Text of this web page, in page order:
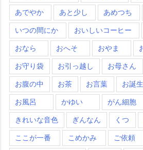
あでやか あと少し あめつち
いつの間にか おいしいコーヒー
おなら おへそ おやま
お守り袋 お引っ越し お母さん
お腹の中 お茶 お言葉 お誕
お風呂 かゆい がん細胞
きれいな音色 ぎんなん くつ
ここが一番 こめかみ ご依頼